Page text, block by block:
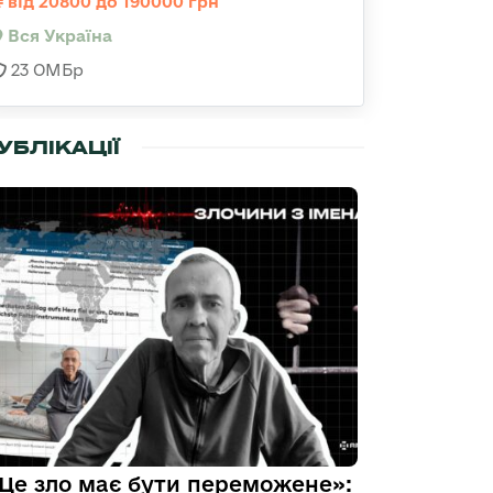
Вся Україна
23 ОМБр
зло має бути переможене»: